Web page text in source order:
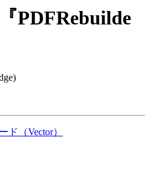
PDFRebuilde
ド（Vector）